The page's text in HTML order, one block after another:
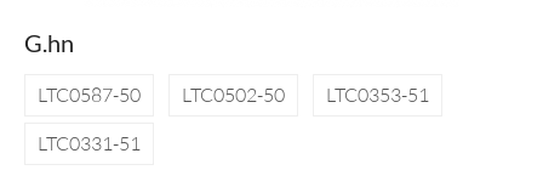
G.hn
LTC0587-50 LTC0502-50
LTC0353-51
LTC0331-51